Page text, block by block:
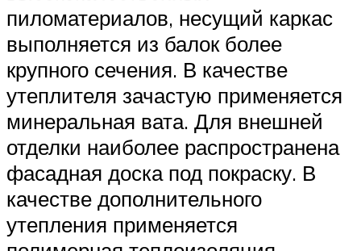
пиломатериалов, несущий каркас
выполняется из балок более
крупного сечения. В качестве
утеплителя зачастую применяется
минеральная вата. Для внешней
отделки наиболее распространена
фасадная доска под покраску. В
качестве дополнительного
утепления применяется